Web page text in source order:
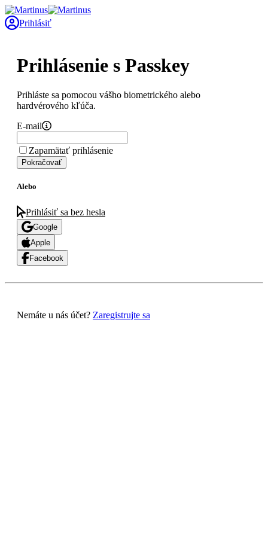
Prihlásiť
Prihlásenie s Passkey
Prihláste sa pomocou vášho biometrického alebo
hardvérového kľúča.
E-mail
Zapamätať prihlásenie
Pokračovať
Alebo
Prihlásiť sa bez hesla
Google
Apple
Facebook
Nemáte u nás účet? Zaregistrujte sa